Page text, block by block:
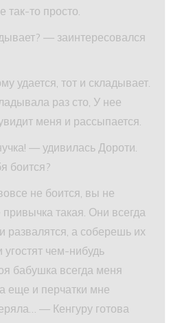
так-то просто.
— заинтересовался
удается, тот и складывает.
раз сто, У нее
меня и рассыпается.
— удивилась Дороти.
боится?
не боится, вы не
такая. Они всегда
развалятся, а соберешь их
чем-нибудь
бабушка всегда меня
еще и перчатки мне
— Кенгуру готова